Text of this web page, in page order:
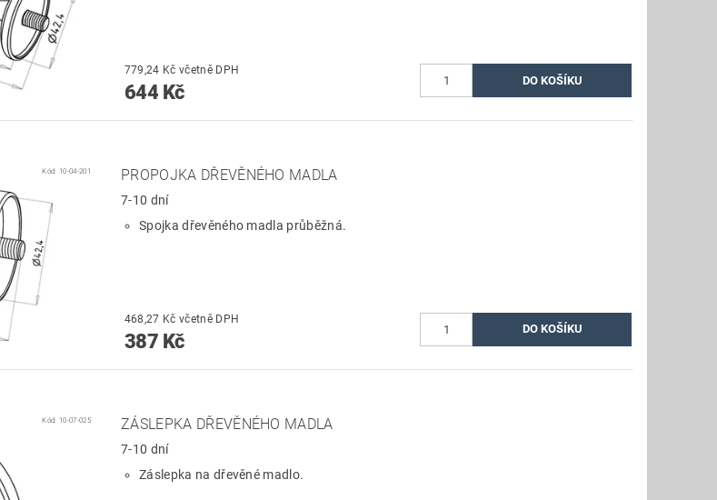
779,24 Kč včetně DPH
644 Kč
Kód: 10-04-201 PROPOJKA DŘEVĚNÉHO MADLA
7-10 dní
Spojka dřevěného madla průběžná.
468,27 Kč včetně DPH
387 Kč
Kód: 10-07-025 ZÁSLEPKA DŘEVĚNÉHO MADLA
7-10 dní
Záslepka na dřevěné madlo.